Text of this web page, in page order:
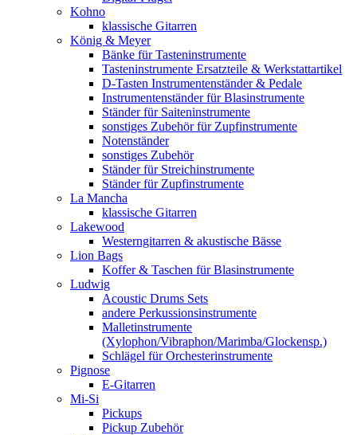
Kohno
klassische Gitarren
König & Meyer
Bänke für Tasteninstrumente
Tasteninstrumente Ersatzteile & Werkstattartikel
D-Tasten Instrumentenständer & Pedale
Instrumentenständer für Blasinstrumente
Ständer für Saiteninstrumente
sonstiges Zubehör für Zupfinstrumente
Notenständer
sonstiges Zubehör
Ständer für Streichinstrumente
Ständer für Zupfinstrumente
La Mancha
klassische Gitarren
Lakewood
Westerngitarren & akustische Bässe
Lion Bags
Koffer & Taschen für Blasinstrumente
Ludwig
Acoustic Drums Sets
andere Perkussionsinstrumente
Malletinstrumente
(Xylophon/Vibraphon/Marimba/Glockensp.)
Schlägel für Orchesterinstrumente
Pignose
E-Gitarren
Mi-Si
Pickups
Pickup Zubehör